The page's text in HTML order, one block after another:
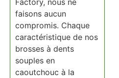
Factory, nous ne
faisons aucun
compromis. Chaque
caractéristique de nos
brosses à dents
souples en
caoutchouc à la